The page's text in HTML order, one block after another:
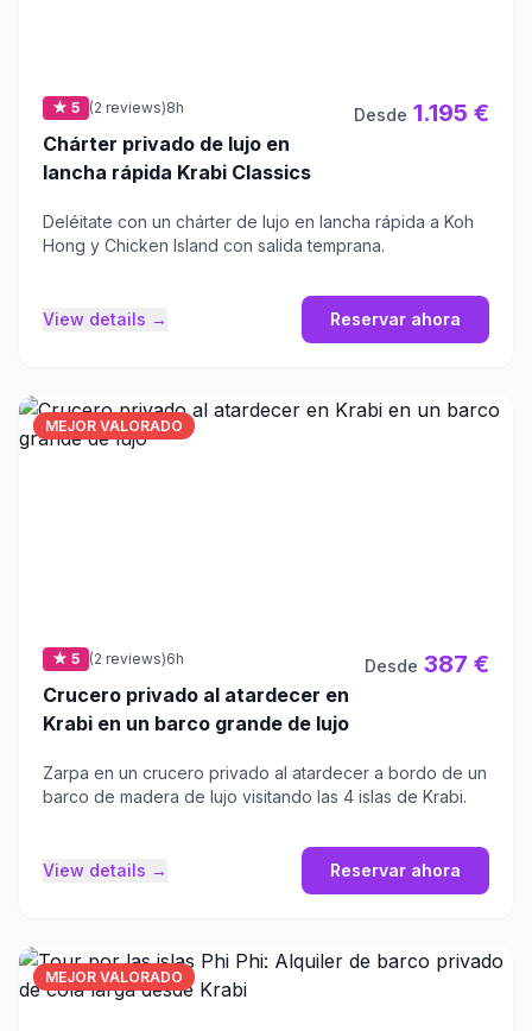
★ 5 (2 reviews)8h
Chárter privado de lujo en
lancha rápida Krabi Classics
Desde 1.195 €
Deléitate con un chárter de lujo en lancha rápida a Koh
Hong y Chicken Island con salida temprana.
View details → Reservar ahora
MEJOR VALORADO
★ 5 (2 reviews)6h
Crucero privado al atardecer en
Krabi en un barco grande de lujo
Desde 387 €
Zarpa en un crucero privado al atardecer a bordo de un
barco de madera de lujo visitando las 4 islas de Krabi.
View details → Reservar ahora
MEJOR VALORADO